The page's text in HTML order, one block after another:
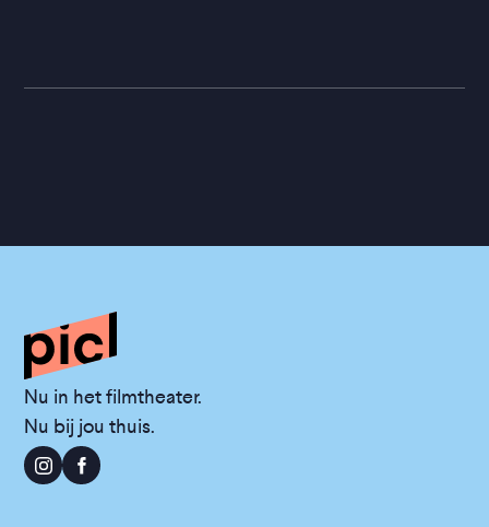
Nu in het filmtheater.
Nu bij jou thuis.